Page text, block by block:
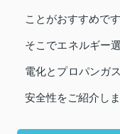
ことがおすすめです
そこでエネルギー
電化とプロパンガ
安全性をご紹介しま